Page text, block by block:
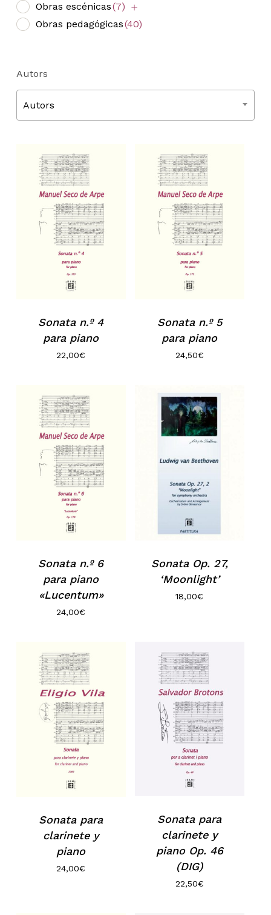
Obras escénicas(7)
Obras pedagógicas(40)
Autors
Autors
Sonata n.º 4
para piano
22,00€
Sonata n.º 5
para piano
24,50€
Sonata n.º 6
para piano
«Lucentum»
24,00€
Sonata Op. 27,
‘Moonlight’
18,00€
Sonata para
clarinete y
piano
24,00€
Sonata para
clarinete y
piano Op. 46
(DIG)
22,50€